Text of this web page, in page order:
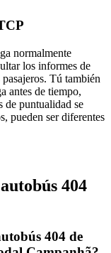
normalmente
los informes de
Tú también
antes de tiempo,
de puntualidad se
pueden ser diferentes
404
404 de